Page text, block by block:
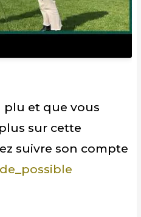
plu et que vous
sur cette
suivre son compte